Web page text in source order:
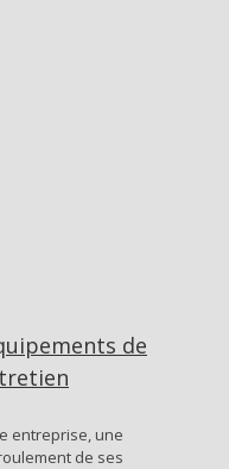
de
entreprise, une
de ses